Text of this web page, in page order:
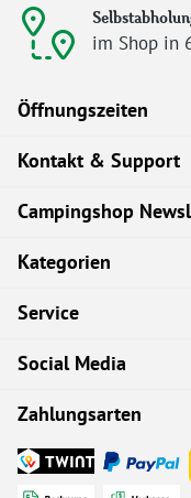
im Shop in
Öffnungszeiten
Kontakt & Support
Campingshop
Kategorien
Service
Social Media
Zahlungsarten